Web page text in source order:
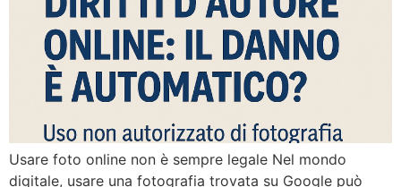
Usare foto online non è sempre legale Nel mondo
digitale, usare una fotografia trovata su Google può